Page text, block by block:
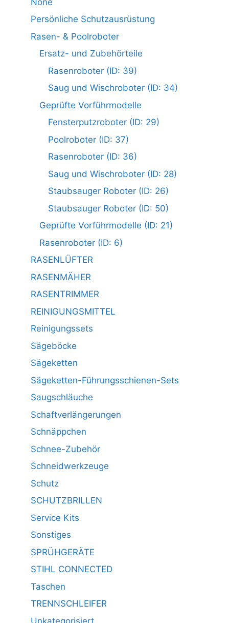
Persönliche Schutzausrüstung
Rasen- & Poolroboter
Ersatz- und Zubehörteile
Rasenroboter (ID: 39)
Saug und Wischroboter (ID: 34)
Geprüfte Vorführmodelle
Fensterputzroboter (ID: 29)
Poolroboter (ID: 37)
Rasenroboter (ID: 36)
Saug und Wischroboter (ID: 28)
Staubsauger Roboter (ID: 26)
Staubsauger Roboter (ID: 50)
Geprüfte Vorführmodelle (ID: 21)
Rasenroboter (ID: 6)
RASENLÜFTER
RASENMÄHER
RASENTRIMMER
REINIGUNGSMITTEL
Reinigungssets
Sägeböcke
Sägeketten
Sägeketten-Führungsschienen-Sets
Saugschläuche
Schaftverlängerungen
Schnäppchen
Schnee-Zubehör
Schneidwerkzeuge
Schutz
SCHUTZBRILLEN
Service Kits
Sonstiges
SPRÜHGERÄTE
STIHL CONNECTED
Taschen
TRENNSCHLEIFER
Unkategorisiert